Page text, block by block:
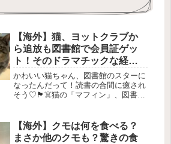
【海外】猫、ヨットクラブか
ら追放も図書館で会員証ゲッ
ト！そのドラマチックな経緯
とは？
かわいい猫ちゃん、図書館のスターに
なったんだって！読書の合間に癒され
そう♡🏴‍☠️猫の「マフィン」、図書館
コ、マフィンの話をするよ。彼は5歳
の地域ネコで、地元の図書館の...
【海外】クモは何を食べる？
まさか他のクモも？驚きの食